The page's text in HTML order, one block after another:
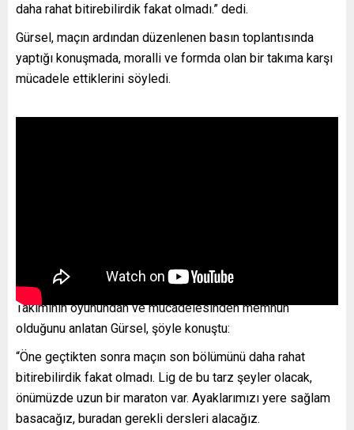
daha rahat bitirebilirdik fakat olmadı.” dedi.
Gürsel, maçın ardından düzenlenen basın toplantısında
yaptığı konuşmada, moralli ve formda olan bir takıma karşı
mücadele ettiklerini söyledi.
Takımının oyunundan ve mücadelesinden memnun
olduğunu anlatan Gürsel, şöyle konuştu:
“Öne geçtikten sonra maçın son bölümünü daha rahat
bitirebilirdik fakat olmadı. Lig de bu tarz şeyler olacak,
önümüzde uzun bir maraton var. Ayaklarımızı yere sağlam
basacağız, buradan gerekli dersleri alacağız.